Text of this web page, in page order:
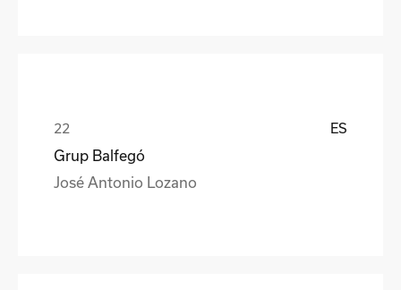
ES
Grup Balfegó
José Antonio Lozano